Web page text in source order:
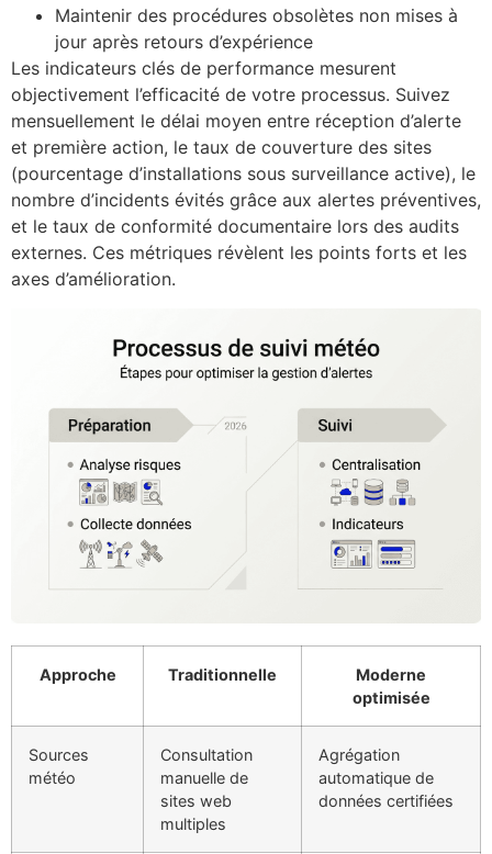
Maintenir des procédures obsolètes non mises à
jour après retours d’expérience
Les indicateurs clés de performance mesurent
objectivement l’efficacité de votre processus. Suivez
mensuellement le délai moyen entre réception d’alerte
et première action, le taux de couverture des sites
(pourcentage d’installations sous surveillance active), le
nombre d’incidents évités grâce aux alertes préventives,
et le taux de conformité documentaire lors des audits
externes. Ces métriques révèlent les points forts et les
axes d’amélioration.
Approche Traditionnelle
Moderne
optimisée
Sources
météo
Consultation
manuelle de
sites web
multiples
Agrégation
automatique de
données certifiées